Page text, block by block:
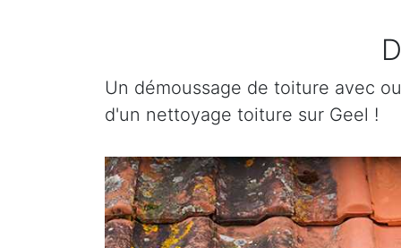
Un démoussage de toiture avec
d'un nettoyage toiture sur Geel !